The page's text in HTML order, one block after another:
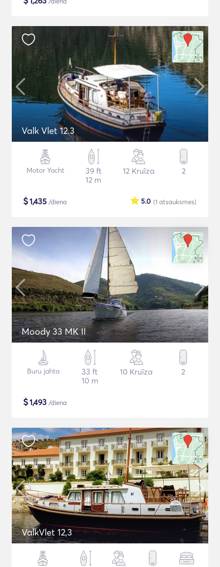
Valk Vlet 12.3
Motor Yacht
39 ft
12 m
12 Kruīza 2
$1,435 /diena (1 atsauksmes)
5.0
Moody 33 MK II
Buru jahta
33 ft
10 m
10 Kruīza 2
$1,493 /diena
ValkVlet 12,3